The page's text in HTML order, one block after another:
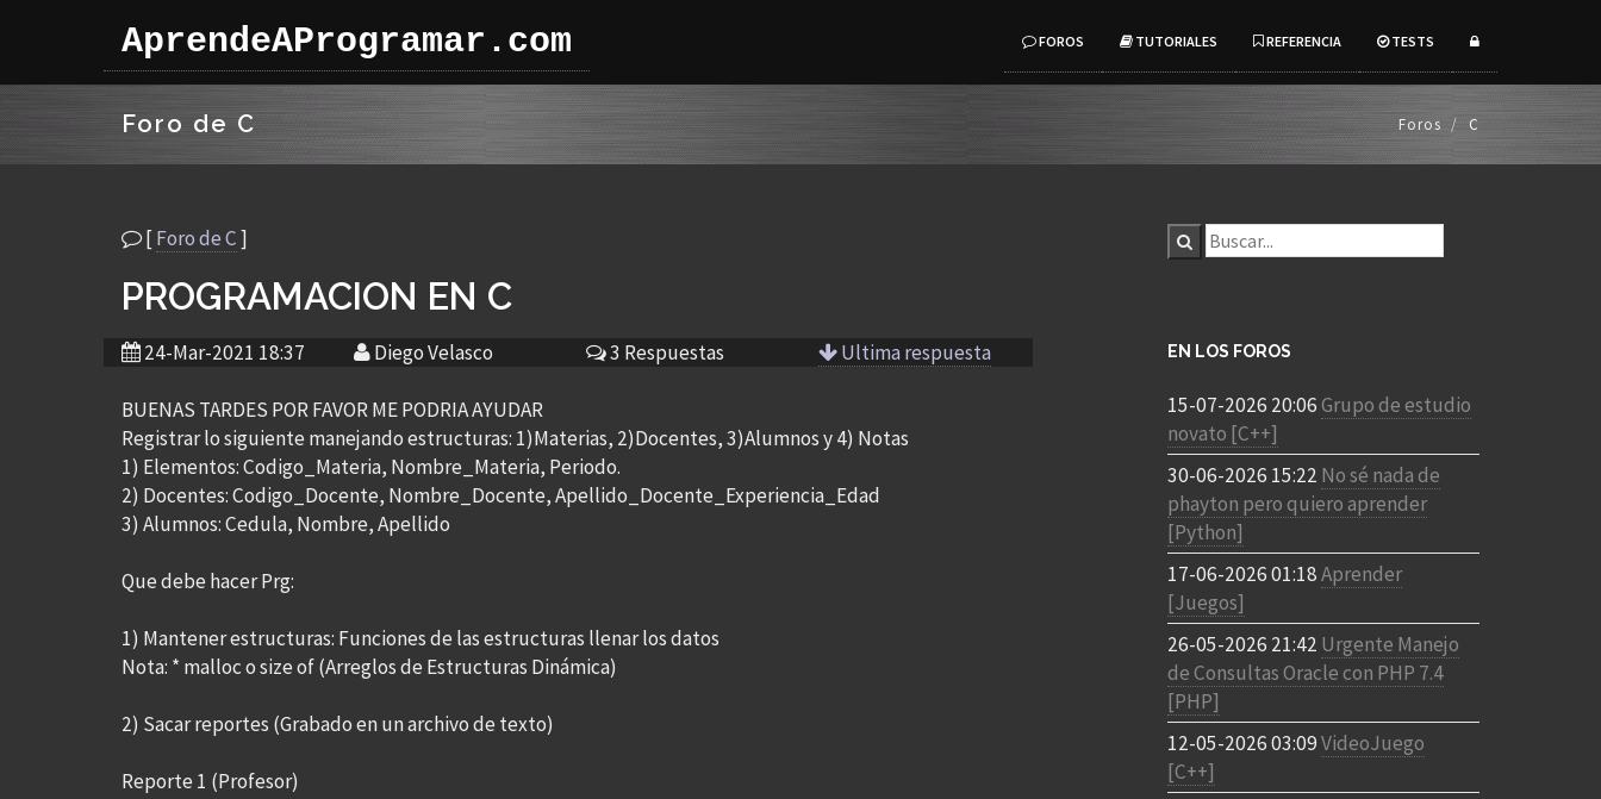
AprendeAProgramar.com FOROS TUTORIALES REFERENCIA TESTS
Foro de C Foros C
[Foro de C]
PROGRAMACION EN C
24-Mar-2021 18:37 Diego Velasco 3 Respuestas Ultima respuesta
BUENAS TARDES POR FAVOR ME PODRIA AYUDAR
Registrar lo siguiente manejando estructuras: 1)Materias, 2)Docentes, 3)Alumnos y 4) Notas
1) Elementos: Codigo_Materia, Nombre_Materia, Periodo.
2) Docentes: Codigo_Docente, Nombre_Docente, Apellido_Docente_Experiencia_Edad
3) Alumnos: Cedula, Nombre, Apellido
Que debe hacer Prg:
1) Mantener estructuras: Funciones de las estructuras llenar los datos
Nota: * malloc o size of (Arreglos de Estructuras Dinámica)
2) Sacar reportes (Grabado en un archivo de texto)
Reporte 1 (Profesor)
EN LOS FOROS
15-07-2026 20:06Grupo de estudio
novato [C++]
30-06-2026 15:22 No sé nada de
phayton pero quiero aprender
[Python]
17-06-2026 01:18Aprender
[Juegos]
26-05-2026 21:42 Urgente Manejo
de Consultas Oracle con PHP 7.4
[PHP]
12-05-2026 03:09VideoJuego
[C++]